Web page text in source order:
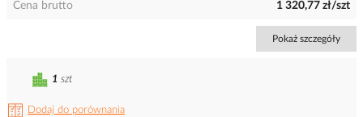
Cena brutto 1 320,77 zł/szt
Pokaż szczegóły
Dodaj do porównania
1 szt